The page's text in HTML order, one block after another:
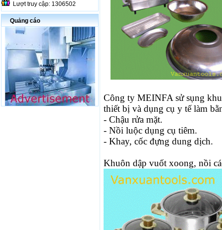
Lượt truy cập: 1306502
Quảng cáo
Công ty MEINFA sử sụng
thiết bị và dụng cụ y tế làm
- Chậu rửa mặt.
- Nồi luộc dụng cụ tiêm.
- Khay, cốc đựng dung dịch.
Khuôn dập vuốt xoong, nồi